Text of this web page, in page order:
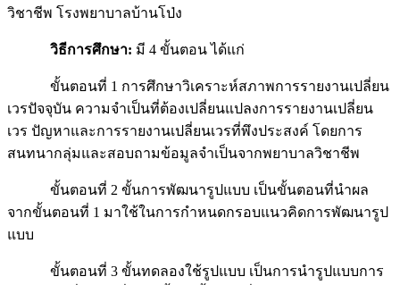
วิชาชีพ โรงพยาบาลบ้านโป่ง
วิธีการศึกษา: มี 4 ขั้นตอน ได้แก่
ขั้นตอนที่ 1 การศึกษาวิเคราะห์สภาพการรายงานเปลี่ยน
เวรปัจจุบัน ความจำเป็นที่ต้องเปลี่ยนแปลงการรายงานเปลี่ยน
เวร ปัญหาและการรายงานเปลี่ยนเวรที่พึงประสงค์ โดยการ
สนทนากลุ่มและสอบถามข้อมูลจำเป็นจากพยาบาลวิชาชีพ
ขั้นตอนที่ 2 ขั้นการพัฒนารูปแบบ เป็นขั้นตอนที่นำผล
จากขั้นตอนที่ 1 มาใช้ในการกำหนดกรอบแนวคิดการพัฒนารูป
แบบ
ขั้นตอนที่ 3 ขั้นทดลองใช้รูปแบบ เป็นการนำรูปแบบการ